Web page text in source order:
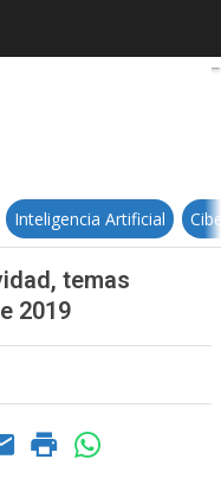
y conectividad,
Inteligencia Artificial
temas
2019